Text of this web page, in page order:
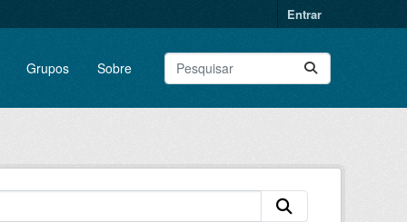
Entrar
Grupos Sobre